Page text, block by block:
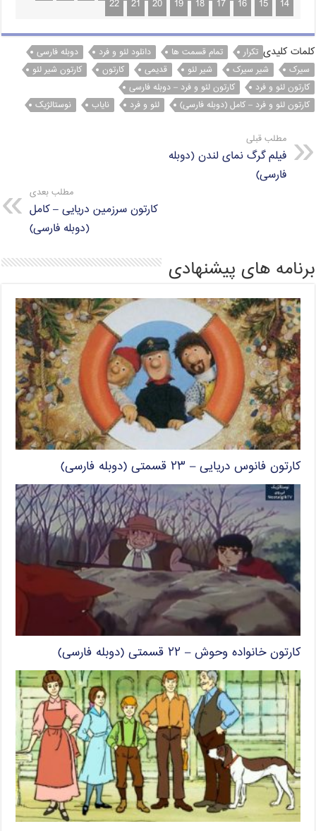
b
o
o
k
t
t
e
r
e
g
r
a
m
e
r
s
A
p
p
14
15
16
17
18
19
20
21
22
کلمات کلیدی تکرار تمام قسمت ها دانلود لئو و فرد
دوبله فارسی
سیرک
شیر سیرک شیر لئو قدیمی کارتون
کارتون شیر لئو
کارتون لئو و فرد
کارتون لئو و فرد – دوبله فارسی
کارتون لئو و فرد – کامل (دوبله فارسی)
لئو و فرد نایاب نوستالژیک
مطلب قبلی
فیلم گرگ نمای لندن (دوبله
فارسی)
مطلب بعدی
کارتون سرزمین دریایی – کامل
(دوبله فارسی)
برنامه های پیشنهادی
کارتون فانوس دریایی – ۲۳ قسمتی (دوبله فارسی)
کارتون خانواده وحوش – ۲۲ قسمتی (دوبله فارسی)